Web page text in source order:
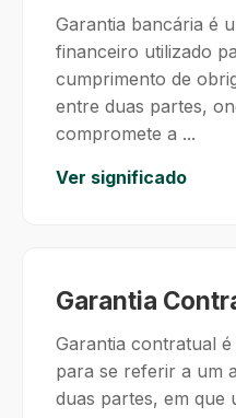
Garantia bancária é
financeiro utilizado
cumprimento de
entre duas partes,
compromete a ...
Ver significado
Garantia
Garantia contratual
para se referir a um
duas partes, em que